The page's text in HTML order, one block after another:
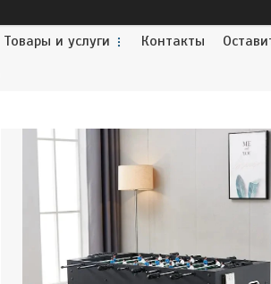
Товары и услуги Контакты